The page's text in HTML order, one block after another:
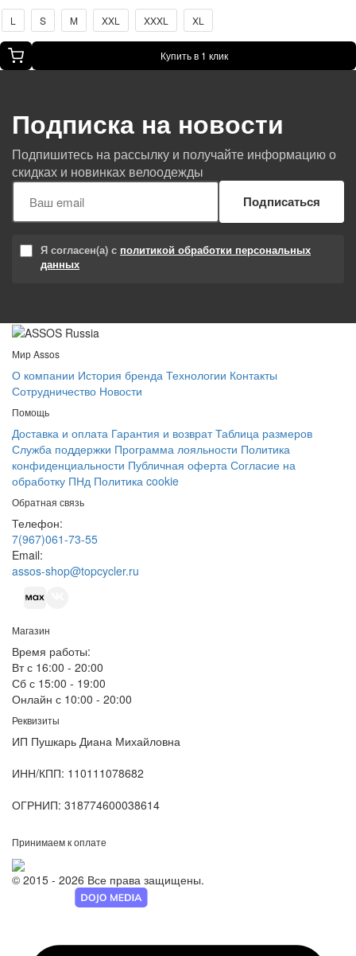
L S M XXL XXXL XL
Купить в 1 клик
Подписка на новости
Подпишитесь на рассылку и получайте информацию о
скидках и новинках велоодежды
Подписаться
Я согласен(а) с политикой обработки персональных
данных
Мир Assos
О компании История бренда Технологии Контакты
Сотрудничество Новости
Помощь
Доставка и оплата Гарантия и возврат Таблица размеров
Служба поддержки Программа лояльности Политика
конфиденциальности Публичная оферта Согласие на
обработку ПНд Политика cookie
Обратная связь
Телефон:
7(967)061-73-55
Email:
assos-shop@topcycler.ru
Магазин
Время работы:
Вт с 16:00 - 20:00
Сб с 15:00 - 19:00
Онлайн с 10:00 - 20:00
Реквизиты
ИП Пушкарь Диана Михайловна
ИНН/КПП: 110111078682
ОГРНИП: 318774600038614
Принимаем к оплате
© 2015 - 2026 Все права защищены.